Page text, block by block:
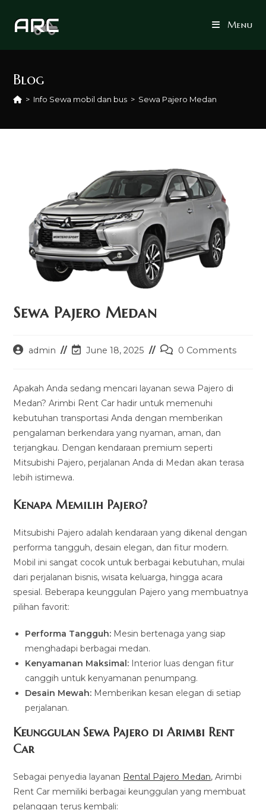
Menu
Blog
> Info Sewa mobil dan bus > Sewa Pajero Medan
Sewa Pajero Medan
Postadmin
PostJune 18, 2025
Post0 Comments
Apakah Anda sedang mencari layanan sewa Pajero di
Medan? Arimbi Rent Car hadir untuk memenuhi
kebutuhan transportasi Anda dengan memberikan
pengalaman berkendara yang nyaman, aman, dan
terjangkau. Dengan kendaraan premium seperti
Mitsubishi Pajero, perjalanan Anda di Medan akan terasa
lebih istimewa.
Kenapa Memilih Pajero?
Mitsubishi Pajero adalah kendaraan yang dikenal dengan
performa tangguh, desain elegan, dan fitur modern.
Mobil ini sangat cocok untuk berbagai kebutuhan, mulai
dari perjalanan bisnis, wisata keluarga, hingga acara
spesial. Beberapa keunggulan Pajero yang membuatnya
pilihan favorit:
Performa Tangguh: Mesin bertenaga yang siap
menghadapi berbagai medan.
Kenyamanan Maksimal: Interior luas dengan fitur
canggih untuk kenyamanan penumpang.
Desain Mewah: Memberikan kesan elegan di setiap
perjalanan.
Keunggulan Sewa Pajero di Arimbi Rent
Car
Sebagai penyedia layanan Rental Pajero Medan, Arimbi
Rent Car memiliki berbagai keunggulan yang membuat
pelanggan terus kembali: